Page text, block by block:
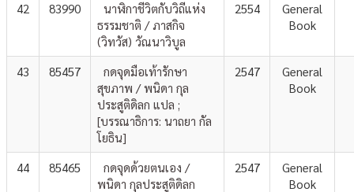
42
83990
นาฬิกาชีวิตกับวิถีแห่ง
ธรรมชาติ / ภาสกิจ
(วิทวัส) วัณนาวิบูล
2554
General
Book
43 85457
กดจุดมือเท้ารักษา
สุขภาพ / พนิดา กุล
ประสูติดิลก แปล ;
[บรรณาธิการ: นาถยา กัล
โยธิน]
2547
General
Book
44 85465
กดจุดด้วยตนเอง /
พนิดา กุลประสูติดิลก
2547
General
Book